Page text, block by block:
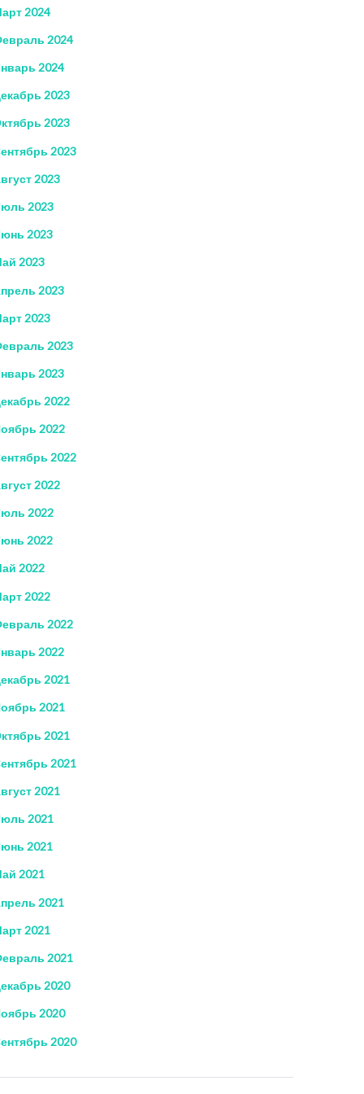
2024
2024
2024
2023
2023
2023
2023
2023
2023
2023
2023
2023
2023
2023
2022
2022
2022
2022
2022
2022
2022
2022
2022
2022
2021
2021
2021
2021
2021
2021
2021
2021
2021
2021
2021
2020
2020
2020